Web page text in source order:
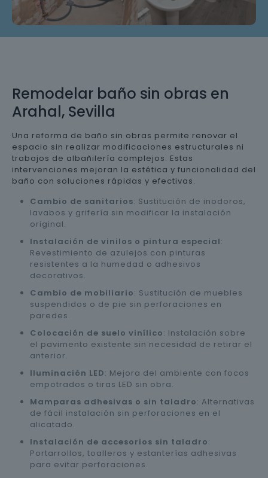
Remodelar baño sin obras en
Arahal, Sevilla
Una reforma de baño sin obras permite renovar el
espacio sin realizar modificaciones estructurales ni
trabajos de albañilería complejos. Estas
intervenciones mejoran la estética y funcionalidad del
baño con soluciones rápidas y efectivas.
Cambio de sanitarios: Sustitución de inodoros,
lavabos y grifería sin modificar la instalación
original.
Instalación de vinilos o pintura especial:
Revestimiento de azulejos con pinturas
resistentes a la humedad o adhesivos
decorativos.
Cambio de mobiliario: Sustitución de muebles
suspendidos o de pie sin perforaciones en
paredes.
Colocación de suelo vinílico: Instalación sobre
el pavimento existente sin necesidad de retirar el
anterior.
Iluminación LED: Mejora del ambiente con focos
empotrados o tiras LED sin obra.
Mamparas adhesivas o sin taladro: Alternativas
de fácil instalación sin perforaciones en el
alicatado.
Instalación de accesorios sin taladro:
Portarrollos, toalleros y estanterías adhesivas
para evitar perforaciones.